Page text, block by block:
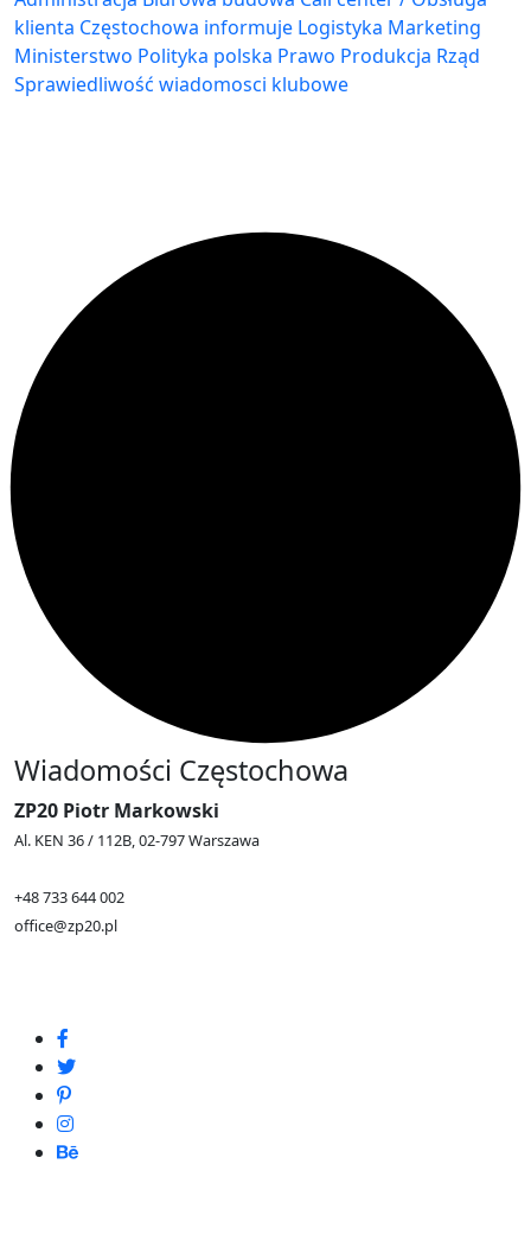
klienta Częstochowa informuje Logistyka Marketing
Ministerstwo Polityka polska Prawo Produkcja Rząd
Sprawiedliwość wiadomosci klubowe
Wiadomości Częstochowa
ZP20 Piotr Markowski
Al. KEN 36 / 112B, 02-797 Warszawa
+48 733 644 002
office@zp20.pl